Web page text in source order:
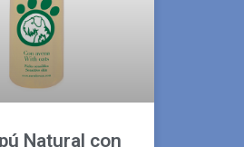
Natural con